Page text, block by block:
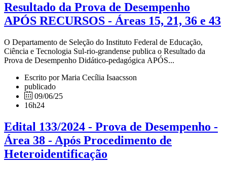
Resultado da Prova de Desempenho
APÓS RECURSOS - Áreas 15, 21, 36 e 43
O Departamento de Seleção do Instituto Federal de Educação,
Ciência e Tecnologia Sul-rio-grandense publica o Resultado da
Prova de Desempenho Didático-pedagógica APÓS...
Escrito por Maria Cecília Isaacsson
publicado
09/06/25
16h24
Edital 133/2024 - Prova de Desempenho -
Área 38 - Após Procedimento de
Heteroidentificação